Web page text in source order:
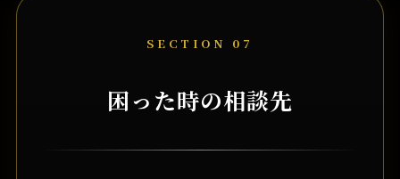
SECTION 07
困った時の相談先